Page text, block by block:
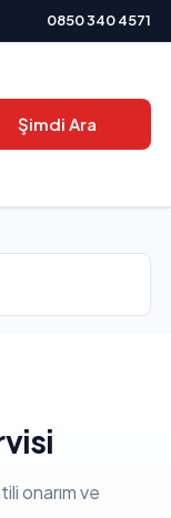
0850 340 4571
Şimdi Ara
onarım ve